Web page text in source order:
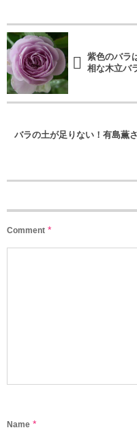
紫色のバラ
相な木立バ
バラの土が足りない！有島薫
Comment *
Name *